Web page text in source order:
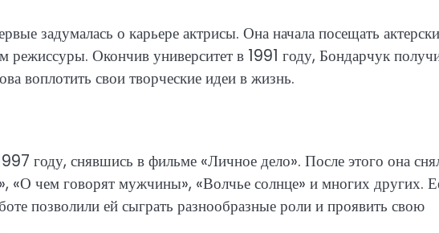
задумалась о карьере актрисы. Она начала посещать
режиссуры. Окончив университет в 1991 году, Бондарчук
воплотить свои творческие идеи в жизнь.
году, снявшись в фильме «Личное дело». После этого она
«О чем говорят мужчины», «Волчье солнце» и многих других.
позволили ей сыграть разнообразные роли и проявить свою